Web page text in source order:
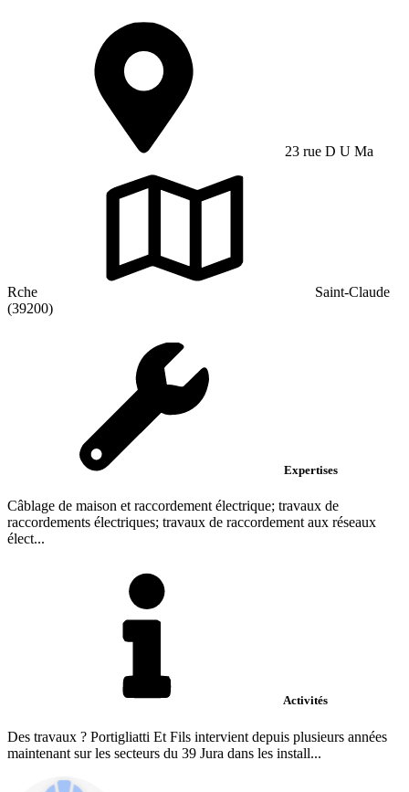
23 rue D U Ma
Rche
Saint-Claude
(39200)
Expertises
Câblage de maison et raccordement électrique; travaux de
raccordements électriques; travaux de raccordement aux réseaux
élect...
Activités
Des travaux ? Portigliatti Et Fils intervient depuis plusieurs années
maintenant sur les secteurs du 39 Jura dans les install...